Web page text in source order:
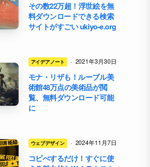
その数22万超！浮世絵を無
料ダウンロードできる検索
サイトがすごい ukiyo-e.org
アイデアノート · 2021年3月30日
モナ・リザも！ルーブル美
術館48万点の美術品が閲
覧、無料ダウンロード可能
に
ウェブデザイン · 2024年11月7日
コピぺするだけ！すぐに使